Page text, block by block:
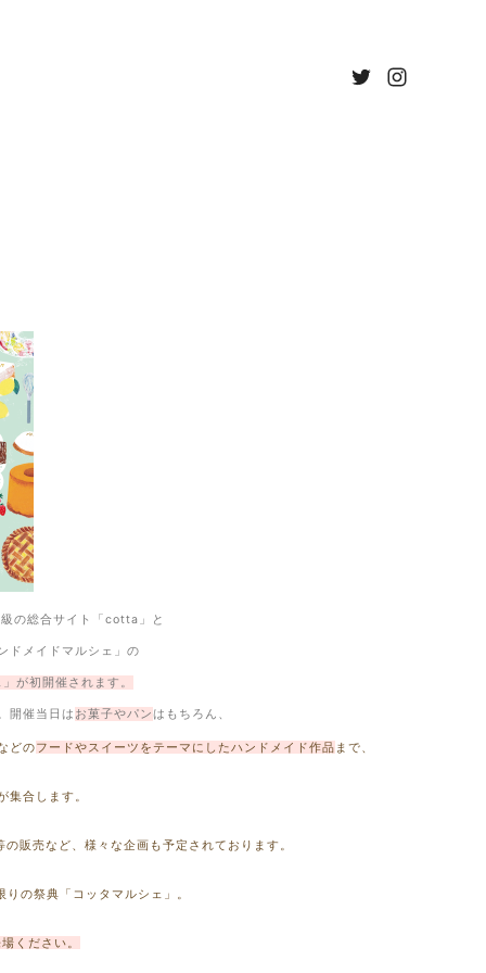
の総合サイト「cotta」と
ドメイドマルシェ」の
が初開催されます。
開催当日は お菓子やパンはもちろん、
どのフードやスイーツをテーマにしたハンドメイド作品 まで、
集合します。
販売など、様々な企画も予定されております。
の祭典「コッタマルシェ」。
ください。